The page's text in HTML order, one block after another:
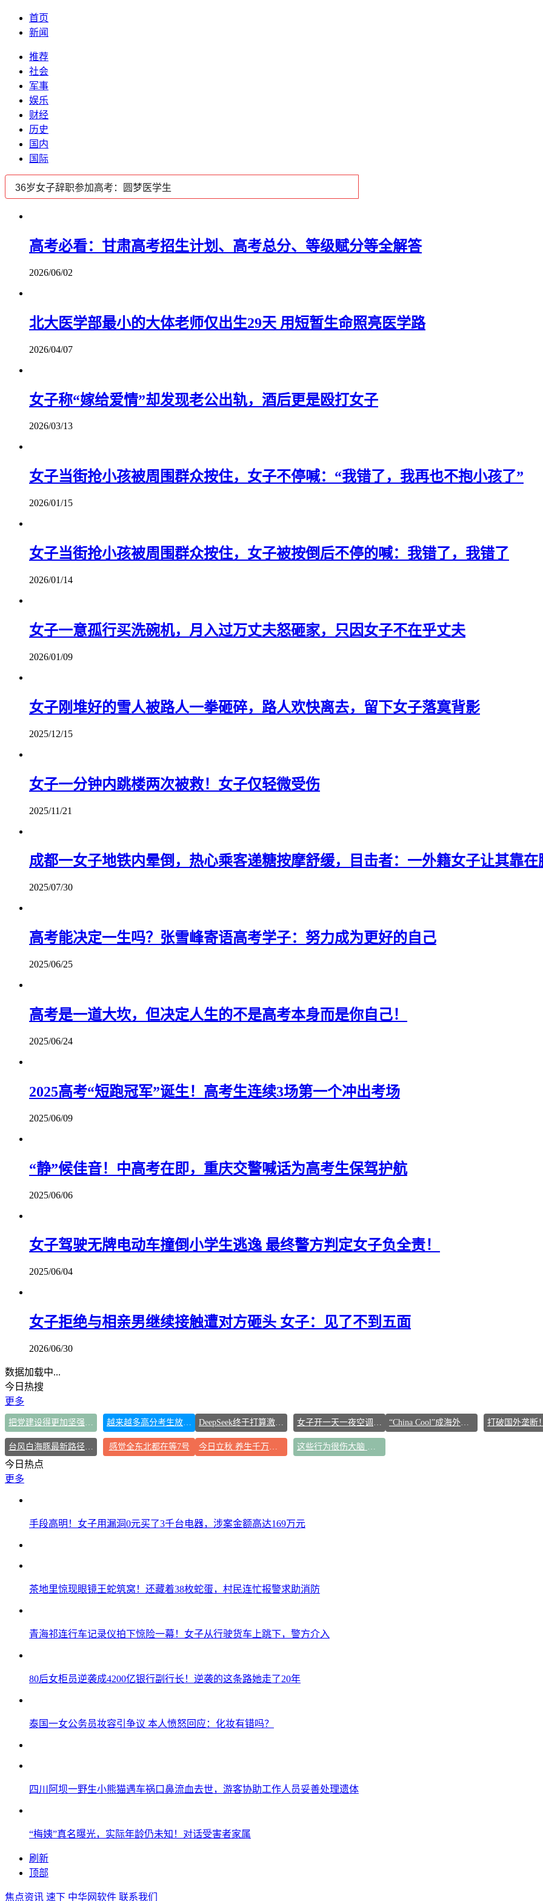
首页
新闻
推荐
社会
军事
娱乐
财经
历史
国内
国际
高考必看：甘肃高考招生计划、高考总分、等级赋分等全解答
2026/06/02
北大医学部最小的大体老师仅出生29天 用短暂生命照亮医学路
2026/04/07
女子称“嫁给爱情”却发现老公出轨，酒后更是殴打女子
2026/03/13
女子当街抢小孩被周围群众按住，女子不停喊：“我错了，我再也不抱小孩了”
2026/01/15
女子当街抢小孩被周围群众按住，女子被按倒后不停的喊：我错了，我错了
2026/01/14
女子一意孤行买洗碗机，月入过万丈夫怒砸家，只因女子不在乎丈夫
2026/01/09
女子刚堆好的雪人被路人一拳砸碎，路人欢快离去，留下女子落寞背影
2025/12/15
女子一分钟内跳楼两次被救！女子仅轻微受伤
2025/11/21
成都一女子地铁内晕倒，热心乘客递糖按摩舒缓，目击者：一外籍女子让其靠在
2025/07/30
高考能决定一生吗？张雪峰寄语高考学子：努力成为更好的自己
2025/06/25
高考是一道大坎，但决定人生的不是高考本身而是你自己！
2025/06/24
2025高考“短跑冠军”诞生！高考生连续3场第一个冲出考场
2025/06/09
“静”候佳音！中高考在即，重庆交警喊话为高考生保驾护航
2025/06/06
女子驾驶无牌电动车撞倒小学生逃逸 最终警方判定女子负全责！
2025/06/04
女子拒绝与相亲男继续接触遭对方砸头 女子：见了不到五面
2026/06/30
数据加载中...
今日热搜
更多
把党建设得更加坚强有力 越来越多高分考生放弃985选警校 DeepSeek终于打算激进扩张了 女子开一天一夜空调后二氧化碳中毒 “China Cool”成海外热词
台风白海豚最新路径研判来了 感觉全东北都在等7号 今日立秋 养生千万避开六大误区 这些行为很伤大脑 你却每天都在做
今日热点
更多
手段高明！女子用漏洞0元买了3千台电器，涉案金额高达169万元
茶地里惊现眼镜王蛇筑窝！还藏着38枚蛇蛋，村民连忙报警求助消防
青海祁连行车记录仪拍下惊险一幕！女子从行驶货车上跳下，警方介入
80后女柜员逆袭成4200亿银行副行长！逆袭的这条路她走了20年
泰国一女公务员妆容引争议 本人愤怒回应：化妆有错吗？
四川阿坝一野生小熊猫遇车祸口鼻流血去世，游客协助工作人员妥善处理遗体
“梅姨”真名曝光，实际年龄仍未知！对话受害者家属
刷新
顶部
焦点资讯 速下 中华网软件 联系我们